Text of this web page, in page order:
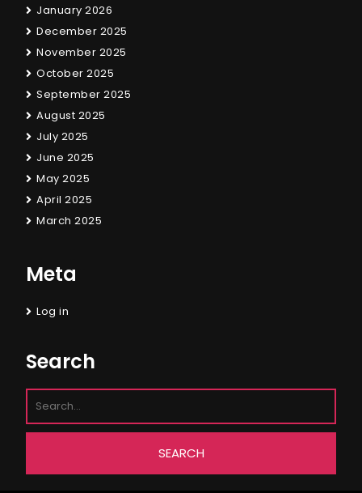
January 2026
December 2025
November 2025
October 2025
September 2025
August 2025
July 2025
June 2025
May 2025
April 2025
March 2025
Meta
Log in
Search